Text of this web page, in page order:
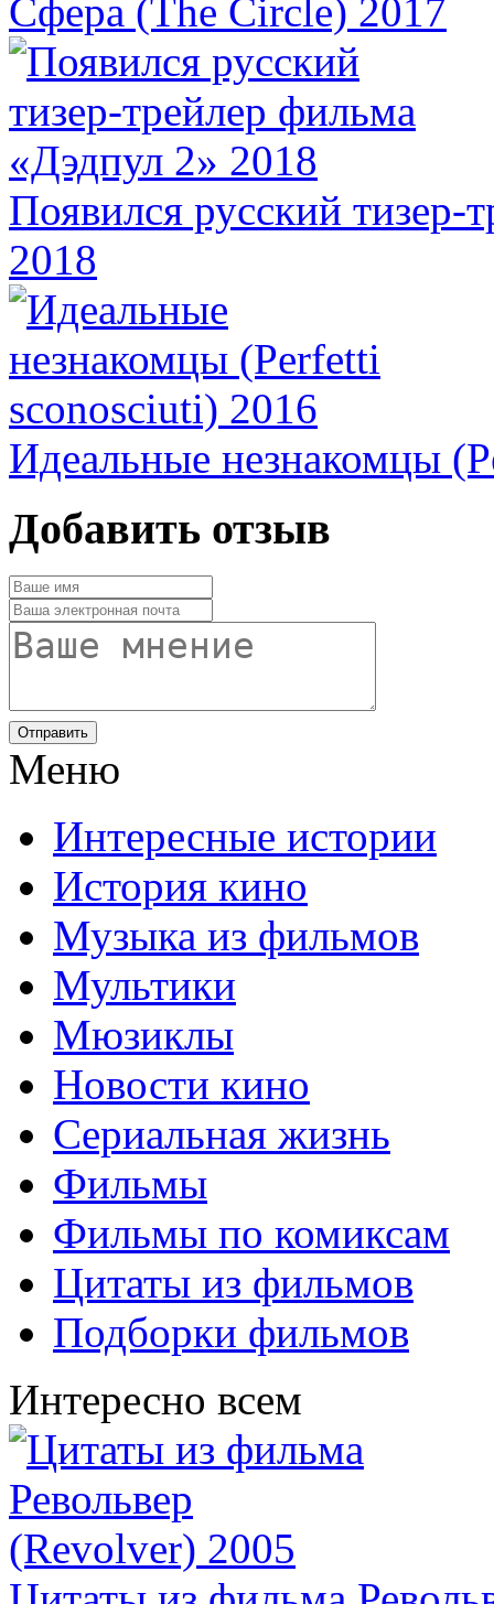
Сфера (The Circle) 2017
Появился русский
2018
Идеальные незнакомцы
Добавить отзыв
Отправить
Меню
Интересные истории
История кино
Музыка из фильмов
Мультики
Мюзиклы
Новости кино
Сериальная жизнь
Фильмы
Фильмы по комиксам
Цитаты из фильмов
Подборки фильмов
Интересно всем